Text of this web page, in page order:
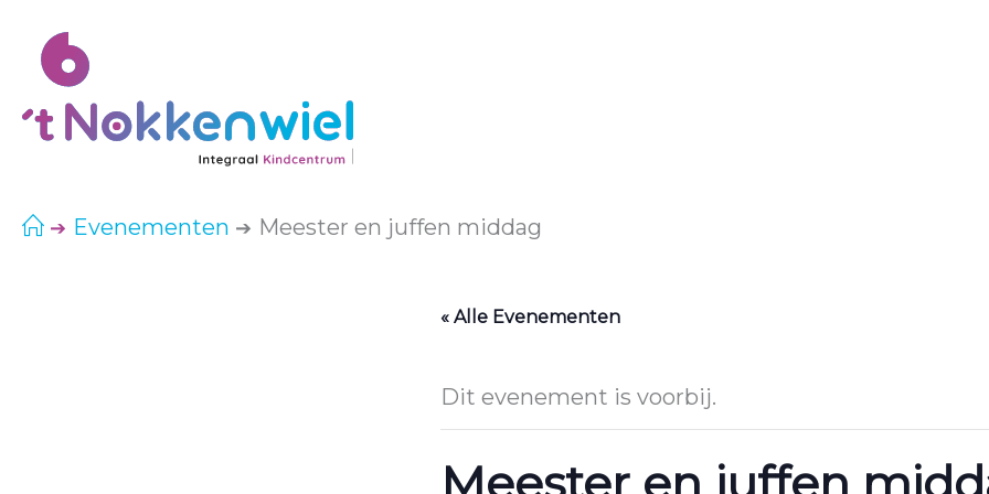
naar
inhoud
Evenementen Meester en juffen middag
« Alle Evenementen
Dit evenement is voorbij.